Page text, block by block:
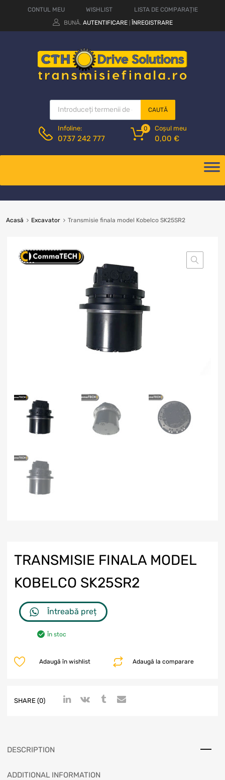
CONTUL MEU WISHLIST
LISTA DE COMPARAȚIE
BUNĂ. AUTENTIFICARE ÎNREGISTRARE
CAUTĂ
Infoline:
0737 242 777
Coșul meu
0,00 €
0
Acasă Excavator Transmisie finala model Kobelco SK25SR2
TRANSMISIE FINALA MODEL
KOBELCO SK25SR2
Întreabă preț
În stoc
Adaugă la comparare
Adaugă în wishlist
SHARE (0)
DESCRIPTION
ADDITIONAL INFORMATION